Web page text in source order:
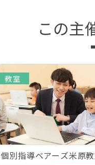
この主
教室
個別指導ベアーズ米原